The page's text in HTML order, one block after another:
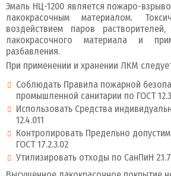
Эмаль НЦ-1200 является пожаро-
лакокрасочным материалом.
воздействием паров
лакокрасочного материала и
разбавления.
При применении и хранении ЛКМ
Соблюдать Правила пожарной
промышленной санитарии по ГОСТ
Использовать Средства
12.4.011
Контролировать Предельно
ГОСТ 17.2.3.02
Утилизировать отходы по СанПиН